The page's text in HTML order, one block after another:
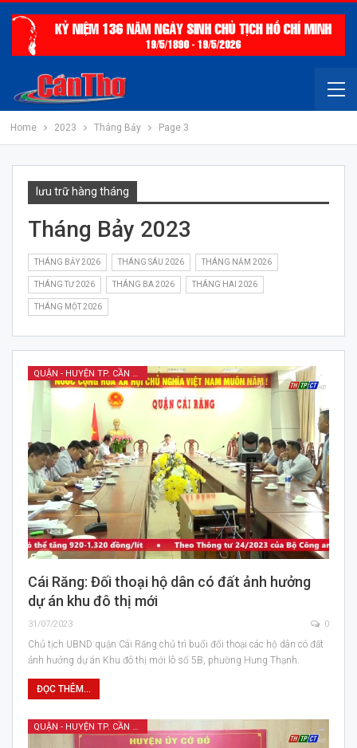
Home 2023 Tháng Bảy Page 3
lưu trữ hàng tháng
Tháng Bảy 2023
THÁNG BẢY 2026 THÁNG SÁU 2026 THÁNG NĂM 2026
THÁNG TƯ 2026 THÁNG BA 2026 THÁNG HAI 2026
THÁNG MỘT 2026
QUẬN - HUYỆN TP. CẦN THƠ
Cái Răng: Đối thoại hộ dân có đất ảnh hưởng
dự án khu đô thị mới
31/07/2023 0
Chủ tịch UBND quận Cái Răng chủ trì buổi đối thoại các hộ dân có đất
ảnh hưởng dự án Khu đô thị mới lô số 5B, phường Hưng Thạnh.
ĐỌC THÊM...
QUẬN - HUYỆN TP. CẦN THƠ